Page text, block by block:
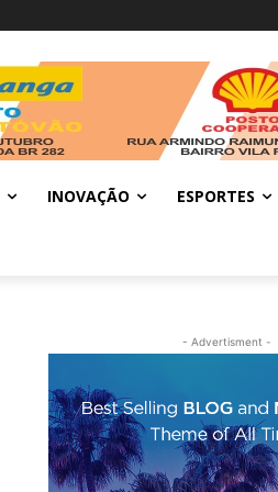
INOVAÇÃO ESPORTES
- Advertisment -